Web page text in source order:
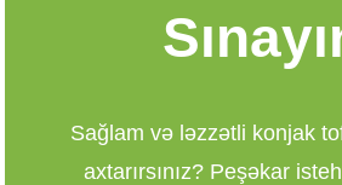
Sağlam və ləzzətli konjak
axtarırsınız? Peşəkar